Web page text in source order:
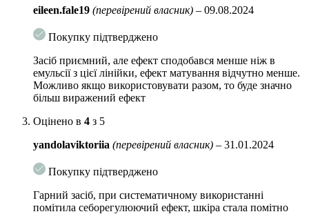
вироблення шкірного себума, звужує пори і зменшує
Ферменти лактобактерій підтримують природну мікрофлору
шкіри, покращують структуру колагену, підвищуючи
пружність шкіри. Покращують колір обличчя, регулюють
вироблення меланіну, освітлюють гиперпигментацию.
Сахароміцети збагачують шкіру мінералами,
амінокислотами, бета-глюканом і вітамінами. Активно
зморшок. Надають заспокійливий ефект.
Гіалуронова кислота проникає в глибокі шари епідермісу,
шкірі. Утворює захисний шар, який не дає волозі
випаруватися.
eileen.fale19 (перевірений власник) – 09.08.2024
Покупку підтверджено
Засіб приємний, але ефект сподобався менше ніж в
емульсії з цієї лінійки, ефект матування відчутно менше.
Можливо якщо використовувати разом, то буде значно
більш виражений ефект
Оцінено в 4 з 5
yandolaviktoriia (перевірений власник) – 31.01.2024
Покупку підтверджено
Гарний засіб, при систематичному використанні
помітила себорегулюючий ефект, шкіра стала помітно